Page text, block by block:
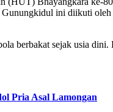
ini diikuti
berbakat sejak usia
Pria Asal Lamongan